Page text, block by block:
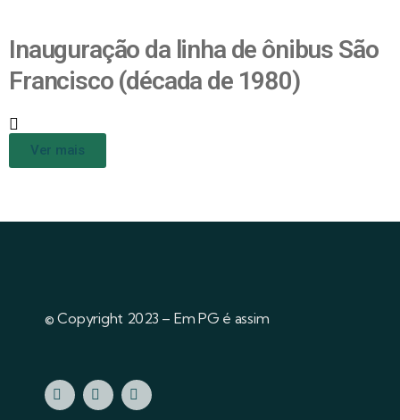
Inauguração da linha de ônibus São
Francisco (década de 1980)
Ver mais
© Copyright 2023 – Em PG é assim